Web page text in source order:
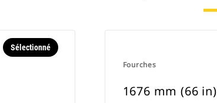
Sélectionné
Fourches
1676 mm (66 in)